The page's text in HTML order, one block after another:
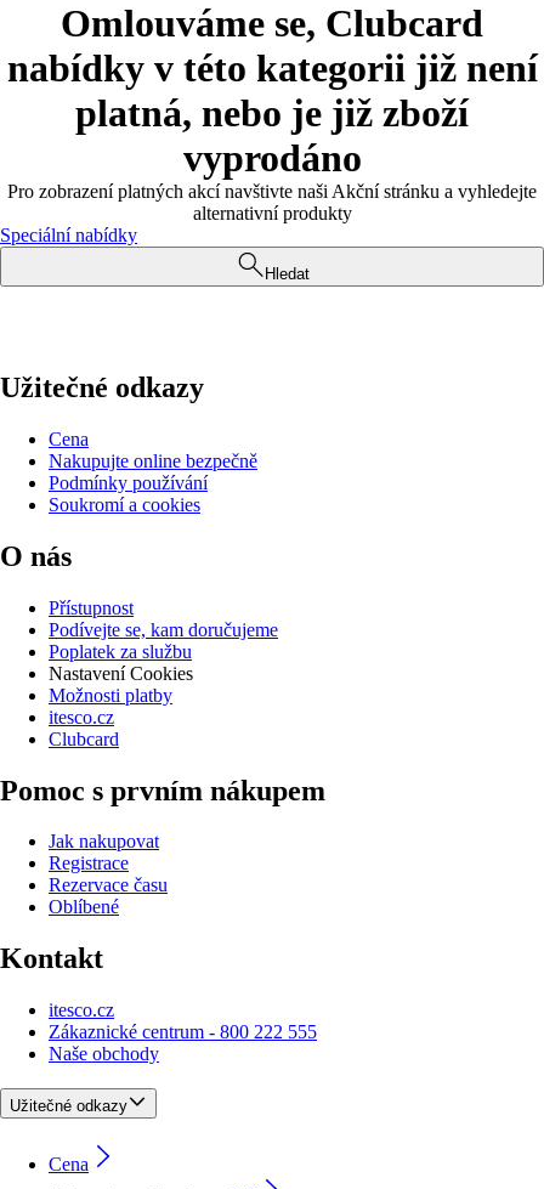
Omlouváme se, Clubcard
nabídky v této kategorii již není
platná, nebo je již zboží
vyprodáno
Pro zobrazení platných akcí navštivte naši Akční stránku a vyhledejte
alternativní produkty
Speciální nabídky
Hledat
Užitečné odkazy
Cena
Nakupujte online bezpečně
Podmínky používání
Soukromí a cookies
O nás
Přístupnost
Podívejte se, kam doručujeme
Poplatek za službu
Nastavení Cookies
Možnosti platby
itesco.cz
Clubcard
Pomoc s prvním nákupem
Jak nakupovat
Registrace
Rezervace času
Oblíbené
Kontakt
itesco.cz
Zákaznické centrum - 800 222 555
Naše obchody
Užitečné odkazy
Cena